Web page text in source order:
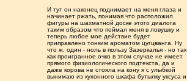
И тут он наконец поднимает на меня глаза и
начинает ржать, понимая что расположил
фигуры на шахматной доске этого диалога
таким образом что поймал меня в ловушку и
теперь любое мое действие будет
приправлено тонким ароматом цугцванга. Ну
что ж, один - ноль в пользу Зазеркалья - но так
как проигранное очко в этом случае не имеет
прямого физиологического подтекста, да и
даже корова не стояла на кону я с улыбкой
вынимаю из кухонного шкафа бутылку уксуса и